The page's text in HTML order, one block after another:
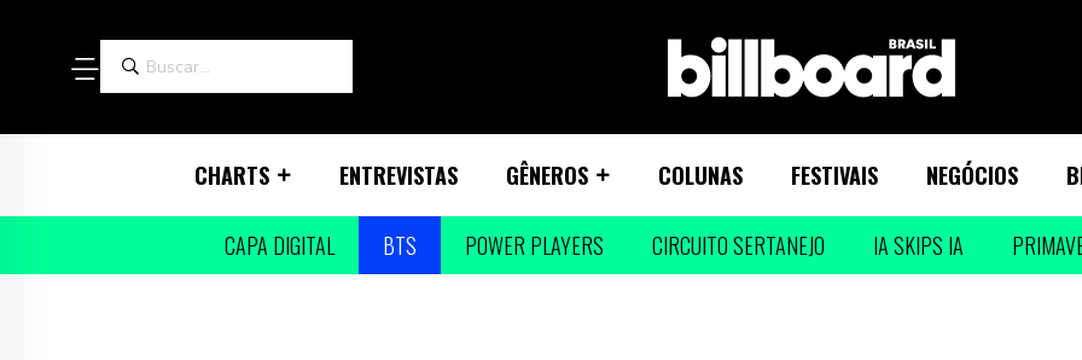
CHARTS ENTREVISTAS GÊNEROS COLUNAS FESTIVAIS NEGÓCIOS
CAPA DIGITAL BTS POWER PLAYERS CIRCUITO SERTANEJO IA SKIPS IA